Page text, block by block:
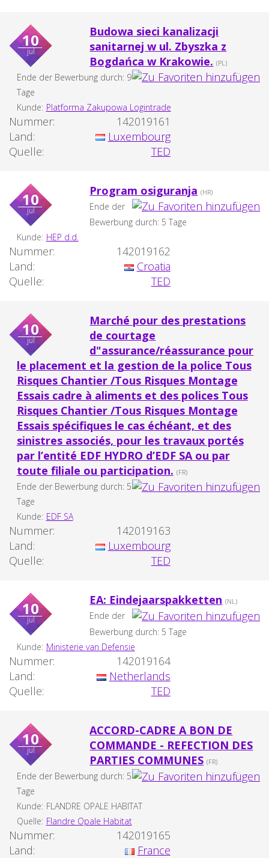
10
jul
Budowa sieci kanalizacji
sanitarnej w ul. Zbyszka z
Bogdańca w Krakowie. (PL)
Ende der Bewerbung durch: 9
Tage
Kunde: Platforma Zakupowa Logintrade
Nummer:
142019161
Land:
Luxembourg
Quelle:
TED
10
jul
Program osiguranja (HR)
Ende der
Bewerbung durch: 5 Tage
Kunde: HEP d.d.
Nummer:
142019162
Land:
Croatia
Quelle:
TED
10
jul
Marché pour des prestations
de courtage
d"assurance/réassurance pour
le placement et la gestion de la police Tous
Risques Chantier /Tous Risques Montage
Essais cadre à aliments et des polices Tous
Risques Chantier /Tous Risques Montage
Essais spécifiques le cas échéant, et des
sinistres associés, pour les travaux portés
par l’entité EDF HYDRO d’EDF SA ou par
toute filiale ou participation. (FR)
Ende der Bewerbung durch: 5
Tage
Kunde: EDF SA
Nummer:
142019163
Land:
Luxembourg
Quelle:
TED
10
jul
EA: Eindejaarspakketten (NL)
Ende der
Bewerbung durch: 5 Tage
Kunde: Ministerie van Defensie
Nummer:
142019164
Land:
Netherlands
Quelle:
TED
10
jul
ACCORD-CADRE A BON DE
COMMANDE - REFECTION DES
PARTIES COMMUNES (FR)
Ende der Bewerbung durch: 5
Tage
Kunde: FLANDRE OPALE HABITAT
Quelle: Flandre Opale Habitat
Nummer:
142019165
Land:
France